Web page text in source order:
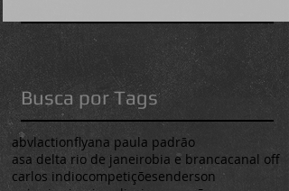
Busca por Tags
abvlactionflyana paula padrão
asa delta rio de janeirobia e brancacanal off
carlos indiocompetiçõesenderson